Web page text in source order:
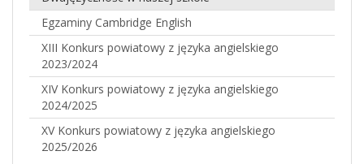
Egzaminy Cambridge English
XIII Konkurs powiatowy z języka angielskiego
2023/2024
XIV Konkurs powiatowy z języka angielskiego
2024/2025
XV Konkurs powiatowy z języka angielskiego
2025/2026